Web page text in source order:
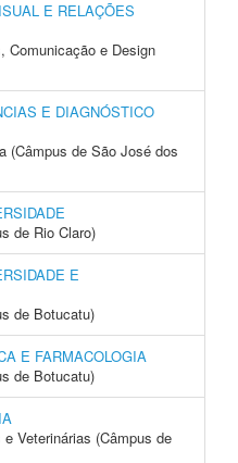
E RELAÇÕES
Comunicação e Design
E DIAGNÓSTICO
(Câmpus de São José dos
de Rio Claro)
E
de Botucatu)
E FARMACOLOGIA
de Botucatu)
Veterinárias (Câmpus de